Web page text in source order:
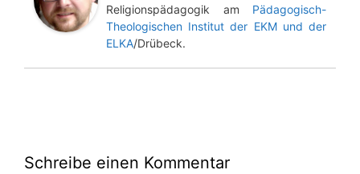
Religionspädagogik am Pädagogisch-
Theologischen Institut der EKM und der
ELKA/Drübeck.
Schreibe einen Kommentar